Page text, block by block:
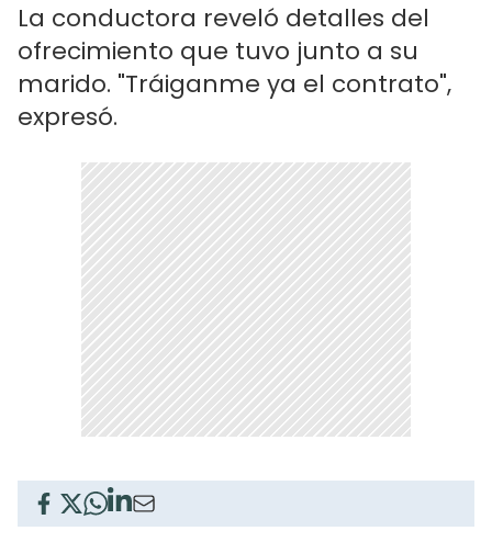
La conductora reveló detalles del
ofrecimiento que tuvo junto a su
marido. "Tráiganme ya el contrato",
expresó.